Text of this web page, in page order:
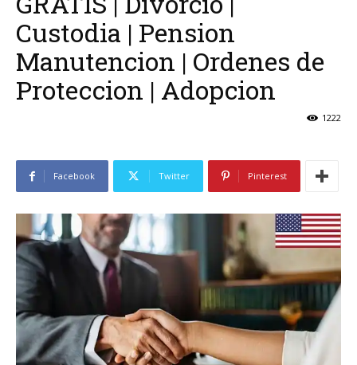
Custodia | Pension
Manutencion | Ordenes de
Proteccion | Adopcion
1222
Facebook Twitter Pinterest